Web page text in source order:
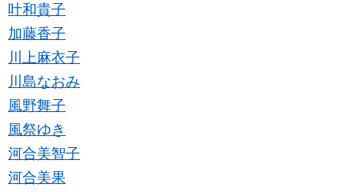
叶和貴子
加藤香子
川上麻衣子
川島なおみ
風野舞子
風祭ゆき
河合美智子
河合美果